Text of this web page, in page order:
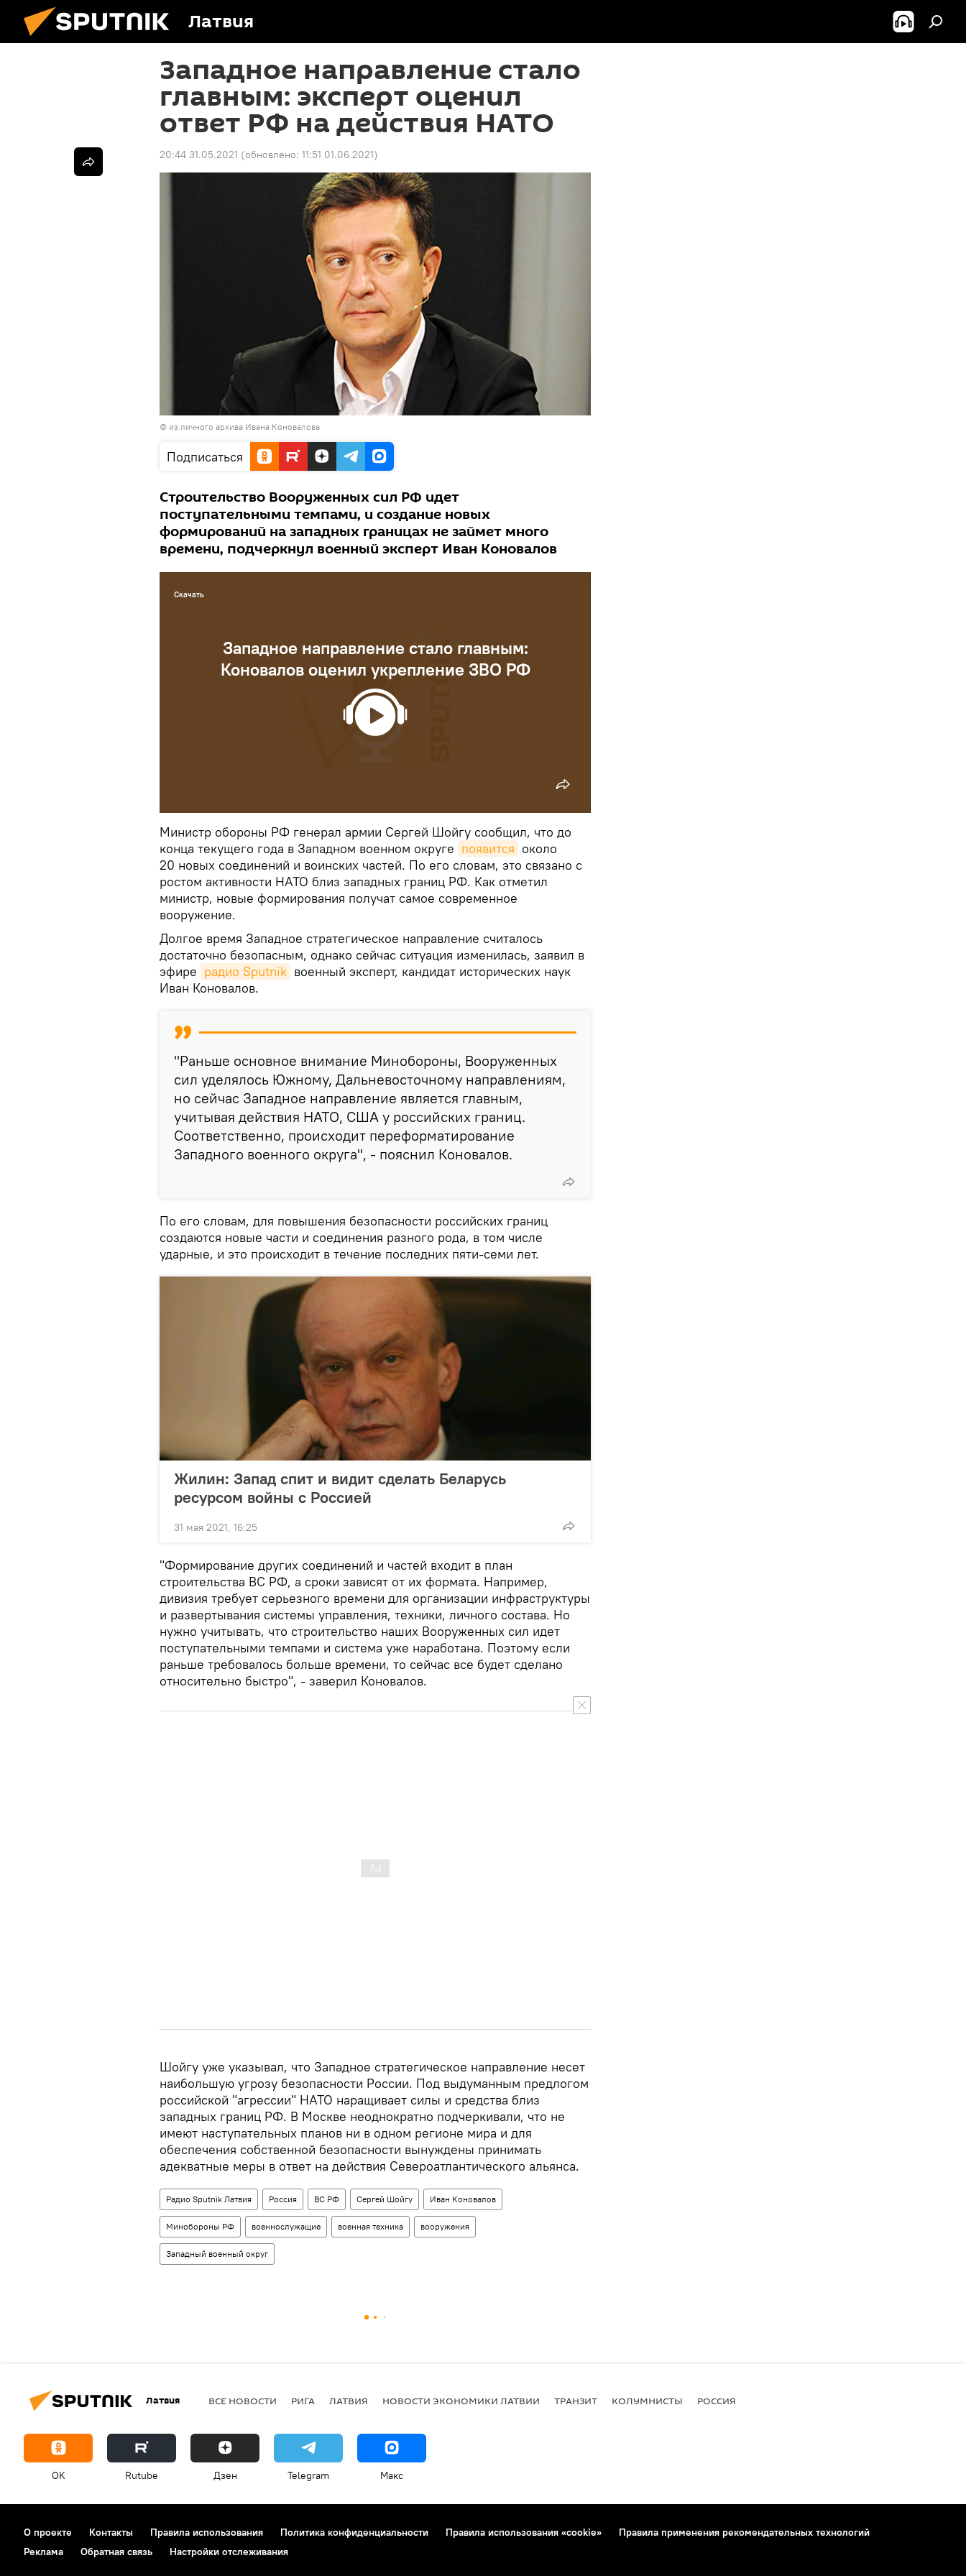
Латвия
Западное направление стало
главным: эксперт оценил
ответ РФ на действия НАТО
20:44 31.05.2021 (обновлено: 11:51 01.06.2021)
© из личного архива Ивана Коновалова
Подписаться
Строительство Вооруженных сил РФ идет
поступательными темпами, и создание новых
формирований на западных границах не займет много
времени, подчеркнул военный эксперт Иван Коновалов
Западное направление стало главным:
Коновалов оценил укрепление ЗВО РФ
Скачать
Министр обороны РФ генерал армии Сергей Шойгу сообщил, что до
конца текущего года в Западном военном округе появится около
20 новых соединений и воинских частей. По его словам, это связано с
ростом активности НАТО близ западных границ РФ. Как отметил
министр, новые формирования получат самое современное
вооружение.
Долгое время Западное стратегическое направление считалось
достаточно безопасным, однако сейчас ситуация изменилась, заявил в
эфире радио Sputnik военный эксперт, кандидат исторических наук
Иван Коновалов.
"Раньше основное внимание Минобороны, Вооруженных
сил уделялось Южному, Дальневосточному направлениям,
но сейчас Западное направление является главным,
учитывая действия НАТО, США у российских границ.
Соответственно, происходит переформатирование
Западного военного округа", - пояснил Коновалов.
По его словам, для повышения безопасности российских границ
создаются новые части и соединения разного рода, в том числе
ударные, и это происходит в течение последних пяти-семи лет.
Жилин: Запад спит и видит сделать Беларусь
ресурсом войны с Россией
31 мая 2021, 16:25
"Формирование других соединений и частей входит в план
строительства ВС РФ, а сроки зависят от их формата. Например,
дивизия требует серьезного времени для организации инфраструктуры
и развертывания системы управления, техники, личного состава. Но
нужно учитывать, что строительство наших Вооруженных сил идет
поступательными темпами и система уже наработана. Поэтому если
раньше требовалось больше времени, то сейчас все будет сделано
относительно быстро", - заверил Коновалов.
Шойгу уже указывал, что Западное стратегическое направление несет
наибольшую угрозу безопасности России. Под выдуманным предлогом
российской "агрессии" НАТО наращивает силы и средства близ
западных границ РФ. В Москве неоднократно подчеркивали, что не
имеют наступательных планов ни в одном регионе мира и для
обеспечения собственной безопасности вынуждены принимать
адекватные меры в ответ на действия Североатлантического альянса.
Радио Sputnik Латвия Россия ВС РФ Сергей Шойгу Иван Коновалов
Минобороны РФ военнослужащие военная техника вооружения
Западный военный округ
Латвия ВСЕ НОВОСТИ РИГА ЛАТВИЯ НОВОСТИ ЭКОНОМИКИ ЛАТВИИ ТРАНЗИТ КОЛУМНИСТЫ РОССИЯ
OK Rutube Дзен Telegram Макс
О проекте Контакты Правила использования Политика конфиденциальности Правила использования «cookie»
Правила применения рекомендательных технологий
Реклама
Обратная связь Настройки отслеживания